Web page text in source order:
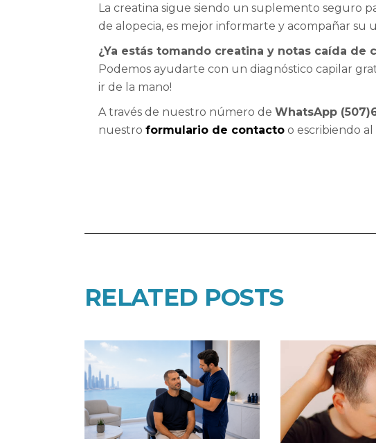
La creatina sigue siendo un suplemento seguro
de alopecia, es mejor informarte y acompañar su
¿Ya estás tomando creatina y notas caída de
Podemos ayudarte con un diagnóstico capilar
ir de la mano!
A través de nuestro número de WhatsApp
nuestro formulario de contacto o escribiendo
RELATED POSTS